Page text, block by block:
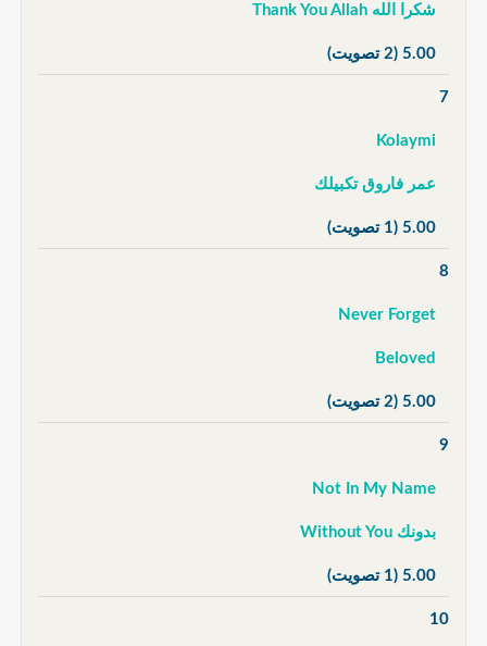
شكرا الله Thank You Allah
5.00 (2 تصويت)
7
Kolaymi
عمر فاروق تكبيلك
5.00 (1 تصويت)
8
Never Forget
Beloved
5.00 (2 تصويت)
9
Not In My Name
بدونك Without You
5.00 (1 تصويت)
10